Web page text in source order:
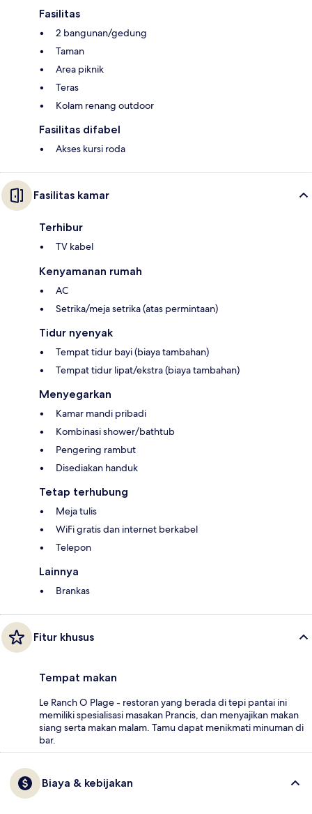
Fasilitas
2 bangunan/gedung
Taman
Area piknik
Teras
Kolam renang outdoor
Fasilitas difabel
Akses kursi roda
Fasilitas kamar
Terhibur
TV kabel
Kenyamanan rumah
AC
Setrika/meja setrika (atas permintaan)
Tidur nyenyak
Tempat tidur bayi (biaya tambahan)
Tempat tidur lipat/ekstra (biaya tambahan)
Menyegarkan
Kamar mandi pribadi
Kombinasi shower/bathtub
Pengering rambut
Disediakan handuk
Tetap terhubung
Meja tulis
WiFi gratis dan internet berkabel
Telepon
Lainnya
Brankas
Fitur khusus
Tempat makan
Le Ranch O Plage - restoran yang berada di tepi pantai ini
memiliki spesialisasi masakan Prancis, dan menyajikan makan
siang serta makan malam. Tamu dapat menikmati minuman di
bar.
Biaya & kebijakan